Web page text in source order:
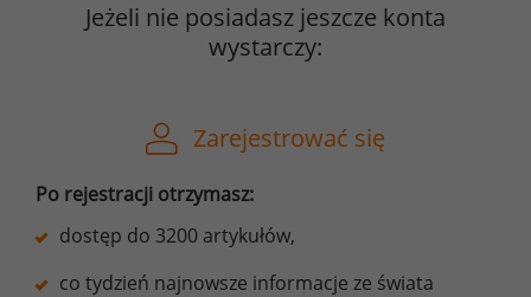
Jeżeli nie posiadasz jeszcze konta
wystarczy:
Zarejestrować się
Po rejestracji otrzymasz:
dostęp do 3200 artykułów,
co tydzień najnowsze informacje ze świata